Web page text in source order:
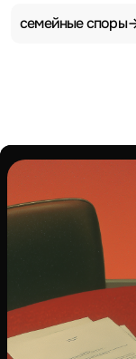
семейные споры